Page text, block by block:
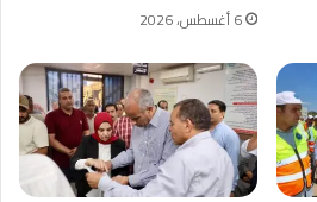
6 أغسطس، 2026